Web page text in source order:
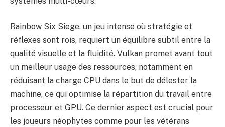
Rainbow Six Siege, un jeu intense où stratégie et
réflexes sont rois, requiert un équilibre subtil entre la
qualité visuelle et la fluidité. Vulkan promet avant tout
un meilleur usage des ressources, notamment en
réduisant la charge CPU dans le but de délester la
machine, ce qui optimise la répartition du travail entre
processeur et GPU. Ce dernier aspect est crucial pour
les joueurs néophytes comme pour les vétérans